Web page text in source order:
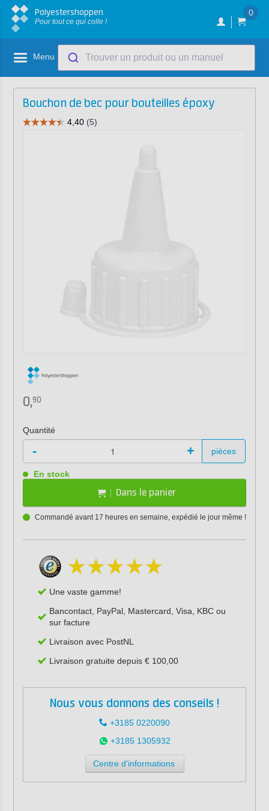
Polyestershoppen
Pour tout ce qui colle !
0
Menu Trouver un produit ou un manuel
Bouchon de bec pour bouteilles époxy
0,90
Quantité
- + pièces
En stock
Dans le panier
Commandé avant 17 heures en semaine, expédié le jour même !
Une vaste gamme!
Bancontact, PayPal, Mastercard, Visa, KBC ou
sur facture
Livraison avec PostNL
Livraison gratuite depuis € 100,00
Nous vous donnons des conseils !
+3185 0220090
+3185 1305932
Centre d'informations